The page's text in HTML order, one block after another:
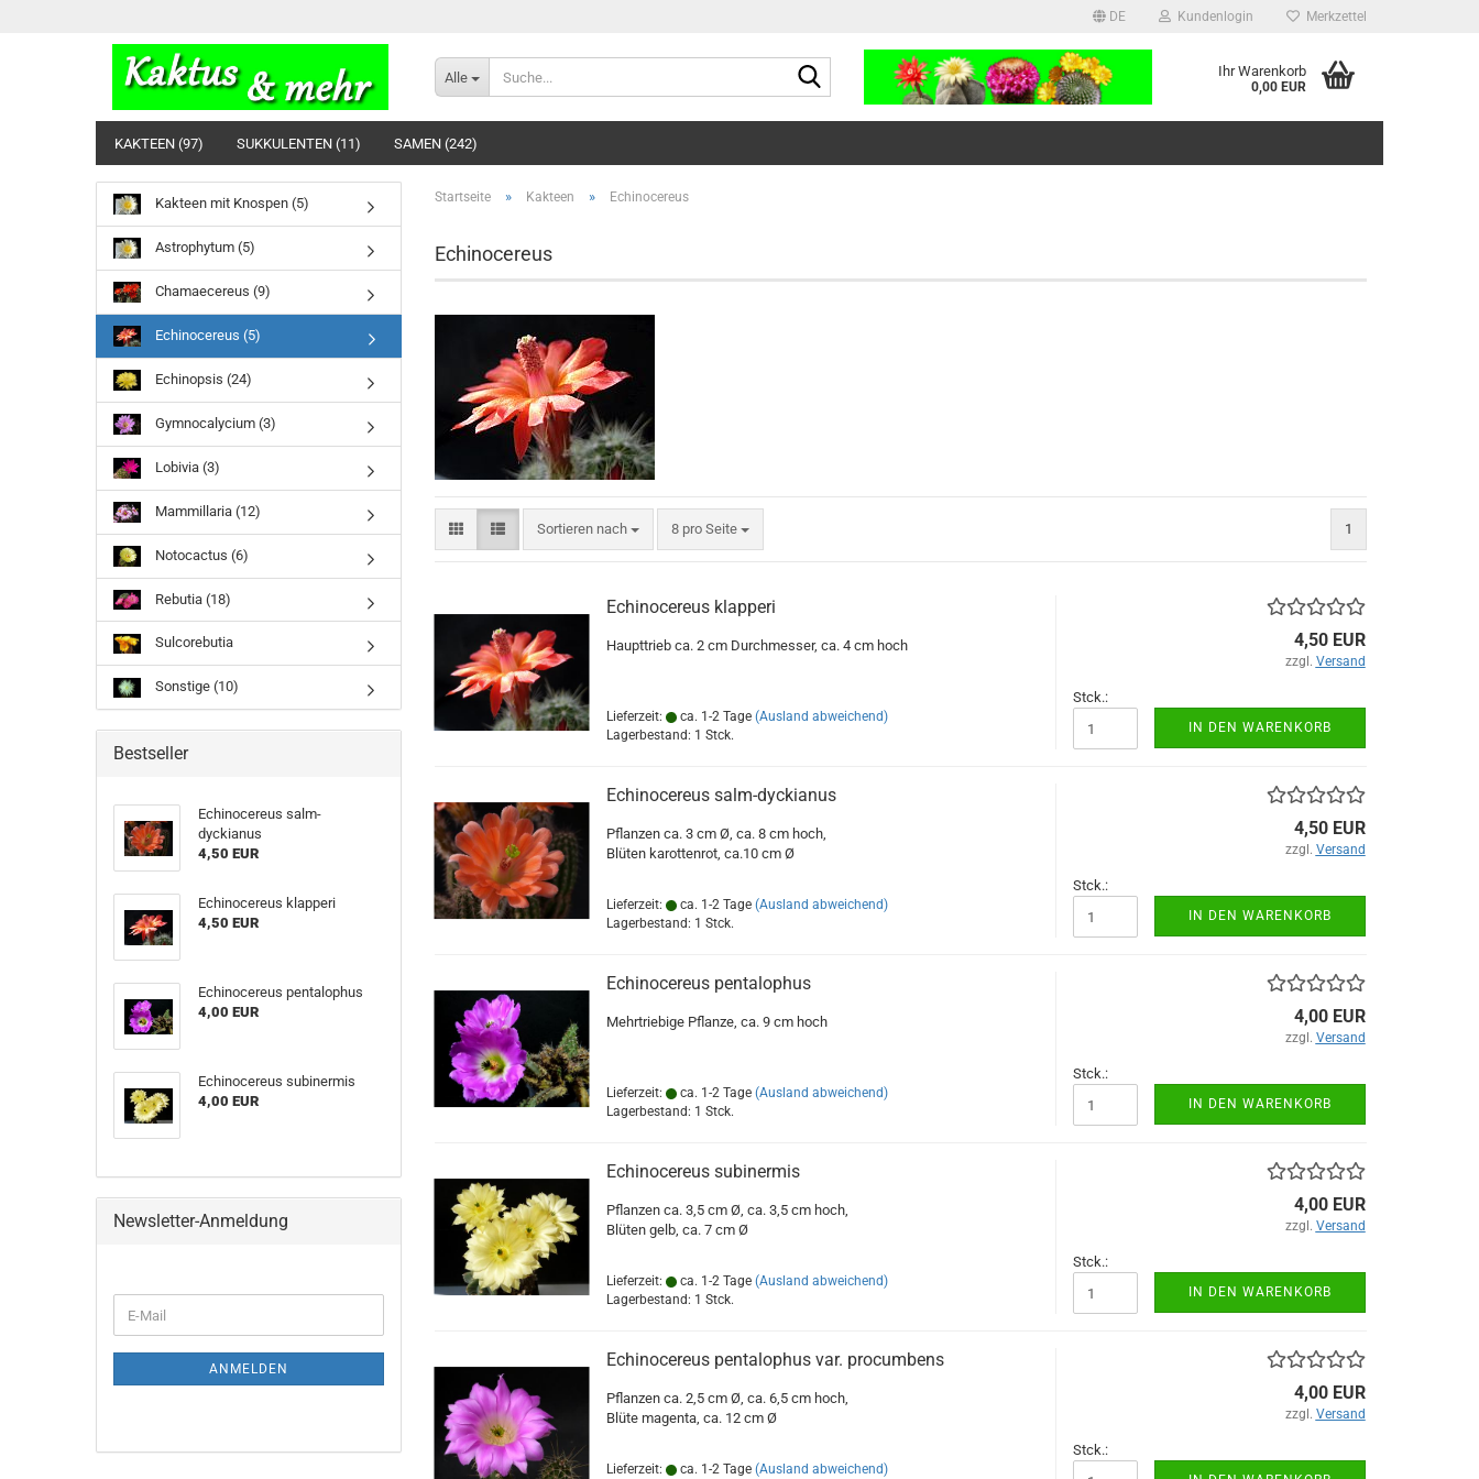
DE Kundenlogin Merkzettel
Alle Ihr Warenkorb
0,00 EUR
KAKTEEN (97) SUKKULENTEN (11) SAMEN (242)
Startseite » Kakteen » Echinocereus
Echinocereus
Sortieren nach
Sortieren nach 8 pro Seite
pro Seite 1
Echinocereus klapperi
Haupttrieb ca. 2 cm Durchmesser, ca. 4 cm hoch
Lieferzeit: ca. 1-2 Tage (Ausland abweichend)
Lagerbestand: 1 Stck.
4,50 EUR
zzgl. Versand
Stck.:
IN DEN WARENKORB
Echinocereus salm-dyckianus
Pflanzen ca. 3 cm Ø, ca. 8 cm hoch,
Blüten karottenrot, ca.10 cm Ø
Lieferzeit: ca. 1-2 Tage (Ausland abweichend)
Lagerbestand: 1 Stck.
4,50 EUR
zzgl. Versand
Stck.:
IN DEN WARENKORB
Echinocereus pentalophus
Mehrtriebige Pflanze, ca. 9 cm hoch
Lieferzeit: ca. 1-2 Tage (Ausland abweichend)
Lagerbestand: 1 Stck.
4,00 EUR
zzgl. Versand
Stck.:
IN DEN WARENKORB
Echinocereus subinermis
Pflanzen ca. 3,5 cm Ø, ca. 3,5 cm hoch,
Blüten gelb, ca. 7 cm Ø
Lieferzeit: ca. 1-2 Tage (Ausland abweichend)
Lagerbestand: 1 Stck.
4,00 EUR
zzgl. Versand
Stck.:
IN DEN WARENKORB
Echinocereus pentalophus var. procumbens
Pflanzen ca. 2,5 cm Ø, ca. 6,5 cm hoch,
Blüte magenta, ca. 12 cm Ø
Lieferzeit: ca. 1-2 Tage (Ausland abweichend)
4,00 EUR
zzgl. Versand
Stck.:
Kakteen mit Knospen (5)
Astrophytum (5)
Chamaecereus (9)
Echinocereus (5)
Echinopsis (24)
Gymnocalycium (3)
Lobivia (3)
Mammillaria (12)
Notocactus (6)
Rebutia (18)
Sulcorebutia
Sonstige (10)
Bestseller
Echinocereus salm-
dyckianus
4,50 EUR
Echinocereus klapperi
4,50 EUR
Echinocereus pentalophus
4,00 EUR
Echinocereus subinermis
4,00 EUR
Newsletter-Anmeldung
ZUR
E-
Mail
ANMELDEN